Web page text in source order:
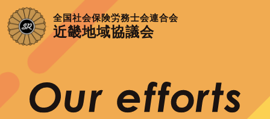
全国社会保険労務士会連合会
近畿地域協議会